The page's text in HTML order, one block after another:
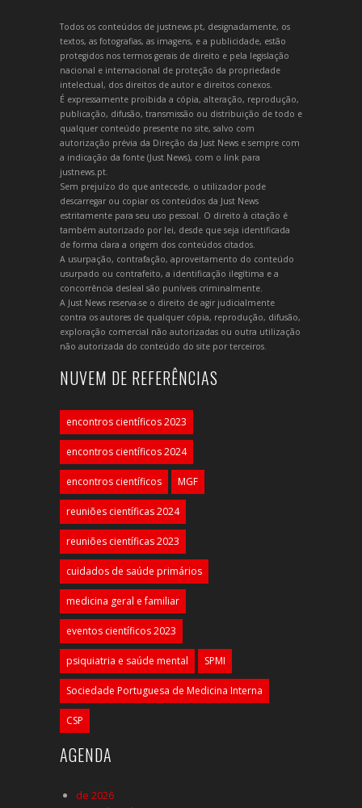
Todos os conteúdos de justnews.pt, designadamente, os
textos, as fotografias, as imagens, e a publicidade, estão
protegidos nos termos gerais de direito e pela legislação
nacional e internacional de proteção da propriedade
intelectual, dos direitos de autor e direitos conexos.
É expressamente proibida a cópia, alteração, reprodução,
publicação, difusão, transmissão ou distribuição de todo e
qualquer conteúdo presente no site, salvo com
autorização prévia da Direção da Just News e sempre com
a indicação da fonte (Just News), com o link para
justnews.pt.
Sem prejuízo do que antecede, o utilizador pode
descarregar ou copiar os conteúdos da Just News
estritamente para seu uso pessoal. O direito à citação é
também autorizado por lei, desde que seja identificada
de forma clara a origem dos conteúdos citados.
A usurpação, contrafação, aproveitamento do conteúdo
usurpado ou contrafeito, a identificação ilegítima e a
concorrência desleal são puníveis criminalmente.
A Just News reserva-se o direito de agir judicialmente
contra os autores de qualquer cópia, reprodução, difusão,
exploração comercial não autorizadas ou outra utilização
não autorizada do conteúdo do site por terceiros.
NUVEM DE REFERÊNCIAS
encontros científicos 2023
encontros científicos 2024
encontros científicos MGF
reuniões científicas 2024
reuniões científicas 2023
cuidados de saúde primários
medicina geral e familiar
eventos científicos 2023
psiquiatria e saúde mental SPMI
Sociedade Portuguesa de Medicina Interna
CSP
AGENDA
de 2026